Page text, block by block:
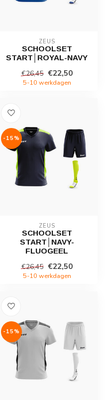
ZEUS
SCHOOLSET
START│ROYAL-NAVY
€26,45 €22,50
5-10 werkdagen
-15%
ZEUS
SCHOOLSET
START│NAVY-
FLUOGEEL
€26,45 €22,50
5-10 werkdagen
-15%